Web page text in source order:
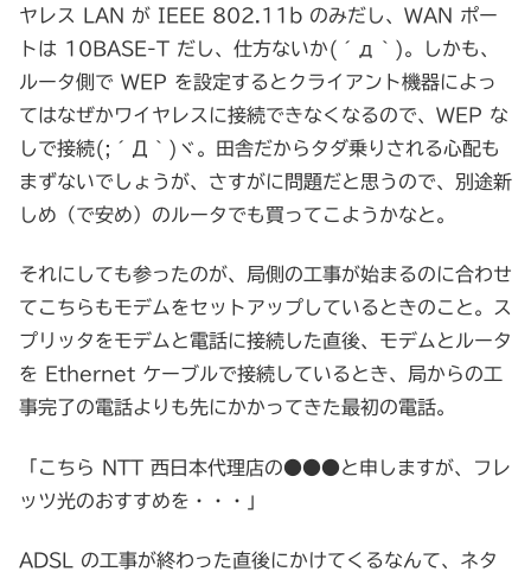
ヤレス LAN が IEEE 802.11b のみだし、WAN ポー
トは 10BASE-T だし、仕方ないか(´д｀)。しかも、
ルータ側で WEP を設定するとクライアント機器によっ
てはなぜかワイヤレスに接続できなくなるので、WEP な
しで接続(;´Д｀)ヾ。田舎だからタダ乗りされる心配も
まずないでしょうが、さすがに問題だと思うので、別途新
しめ（で安め）のルータでも買ってこようかなと。
それにしても参ったのが、局側の工事が始まるのに合わせ
てこちらもモデムをセットアップしているときのこと。ス
プリッタをモデムと電話に接続した直後、モデムとルータ
を Ethernet ケーブルで接続しているとき、局からの工
事完了の電話よりも先にかかってきた最初の電話。
「こちら NTT 西日本代理店の●●●と申しますが、フレ
ッツ光のおすすめを・・・」
ADSL の工事が終わった直後にかけてくるなんて、ネタ